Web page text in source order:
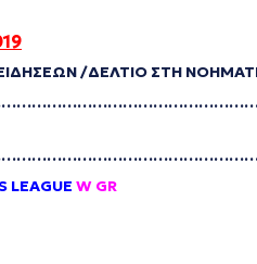
/ΔΕΛΤΙΟ ΣΤΗ
LEAGUE W GR